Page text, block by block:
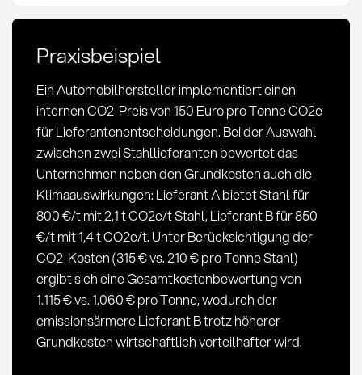
Methoden
Anwendung
Einkauf
Praxisbeispiel
Ein Automobilhersteller implementiert einen
internen CO2-Preis von 150 Euro pro Tonne CO2e
für Lieferantenentscheidungen. Bei der Auswahl
zwischen zwei Stahllieferanten bewertet das
Unternehmen neben den Grundkosten auch die
Klimaauswirkungen: Lieferant A bietet Stahl für
800 €/t mit 2,1 t CO2e/t Stahl, Lieferant B für 850
€/t mit 1,4 t CO2e/t. Unter Berücksichtigung der
CO2-Kosten (315 € vs. 210 € pro Tonne Stahl)
ergibt sich eine Gesamtkostenbewertung von
1.115 € vs. 1.060 € pro Tonne, wodurch der
emissionsärmere Lieferant B trotz höherer
Grundkosten wirtschaftlich vorteilhafter wird.